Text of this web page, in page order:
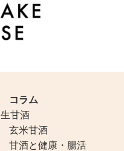
コラム
生甘酒
玄米甘酒
甘酒と健康・腸活